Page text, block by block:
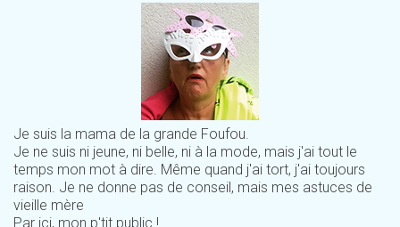
Je suis la mama de la grande Foufou.
Je ne suis ni jeune, ni belle, ni à la mode, mais j'ai tout le
temps mon mot à dire. Même quand j'ai tort, j'ai toujours
raison. Je ne donne pas de conseil, mais mes astuces de
vieille mère
Par ici, mon p'tit public !